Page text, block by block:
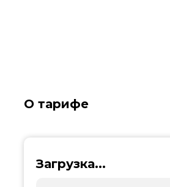
О тарифе
Загрузка...